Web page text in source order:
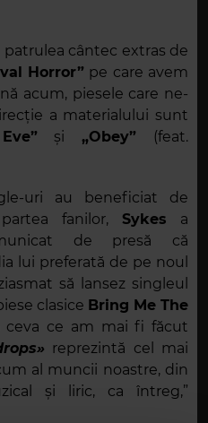
patrulea cântec extras de
Horror” pe care avem
acum, piesele care ne-
a materialului sunt
și „Obey”
(feat.
uri au beneficiat de
fanilor, Sykes a
de presă că
lui preferată de pe noul
să lansez singleul
clasice Bring Me The
ceva ce am mai fi făcut
reprezintă cel mai
al muncii noastre, din
și liric, ca întreg,”